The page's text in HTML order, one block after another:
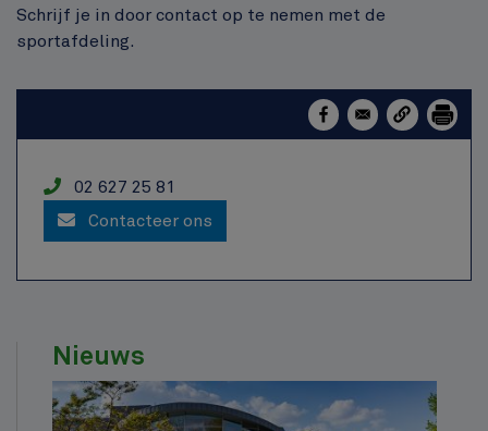
Schrijf je in door contact op te nemen met de
sportafdeling.
ServiceTéléphone
02 627 25 81
Contacteer ons
Nieuws